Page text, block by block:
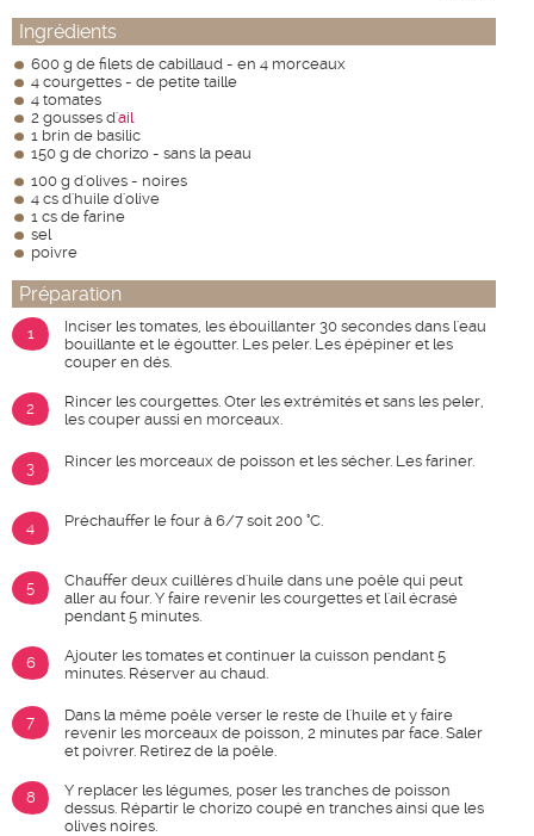
Ingrédients
600 g de filets de cabillaud - en 4 morceaux
4 courgettes - de petite taille
4 tomates
2 gousses d'ail
1 brin de basilic
150 g de chorizo - sans la peau
100 g d'olives - noires
4 cs d'huile d'olive
1 cs de farine
sel
poivre
Préparation
1
Inciser les tomates, les ébouillanter 30 secondes dans l'eau
bouillante et le égoutter. Les peler. Les épépiner et les
couper en dés.
2
Rincer les courgettes. Oter les extrémités et sans les peler,
les couper aussi en morceaux.
3 Rincer les morceaux de poisson et les sécher. Les fariner.
4 Préchauffer le four à 6/7 soit 200 °C.
5
Chauffer deux cuillères d'huile dans une poêle qui peut
aller au four. Y faire revenir les courgettes et l'ail écrasé
pendant 5 minutes.
6
Ajouter les tomates et continuer la cuisson pendant 5
minutes. Réserver au chaud.
7
Dans la même poêle verser le reste de l'huile et y faire
revenir les morceaux de poisson, 2 minutes par face. Saler
et poivrer. Retirez de la poêle.
8
Y replacer les légumes, poser les tranches de poisson
dessus. Répartir le chorizo coupé en tranches ainsi que les
olives noires.